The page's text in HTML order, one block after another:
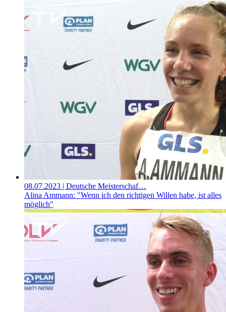
08.07.2023 | Deutsche Meisterschaf…
Alina Ammann: "Wenn ich den richtigen Willen habe, ist alles
möglich"